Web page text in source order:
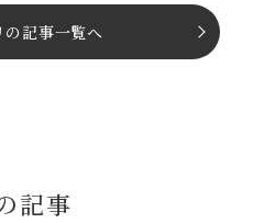
の記事⼀覧へ
記事